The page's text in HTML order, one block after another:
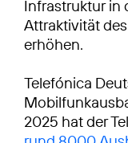
Infrastruktur in
Attraktivität
erhöhen.
Telefónica
2025 hat der